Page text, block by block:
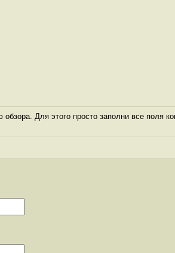
Для этого просто заполни все поля